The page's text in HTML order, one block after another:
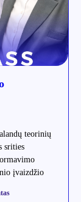
teorinių
srities
įvaizdžio